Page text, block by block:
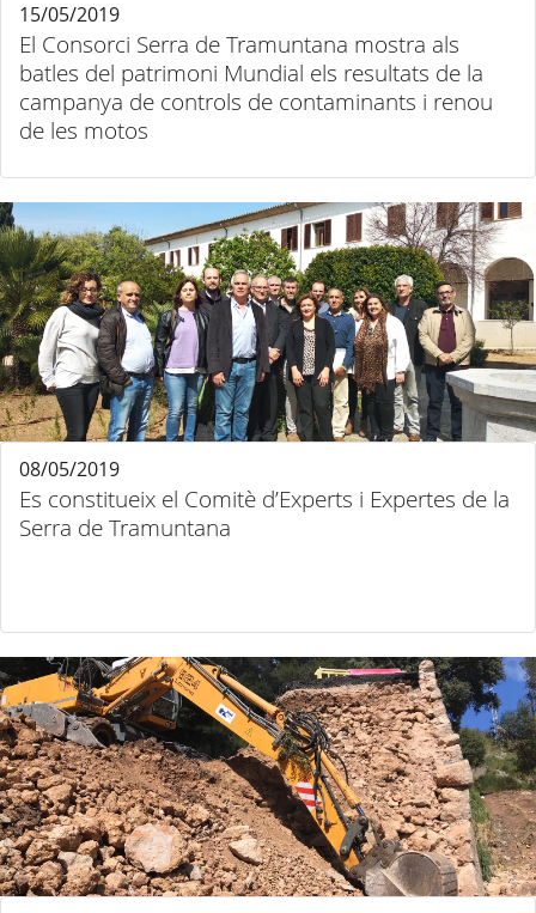
El Consorci Serra de Tramuntana mostra als
batles del patrimoni Mundial els resultats de la
campanya de controls de contaminants i renou
de les motos
15/05/2019
Es constitueix el Comitè d’Experts i Expertes de la
Serra de Tramuntana
08/05/2019